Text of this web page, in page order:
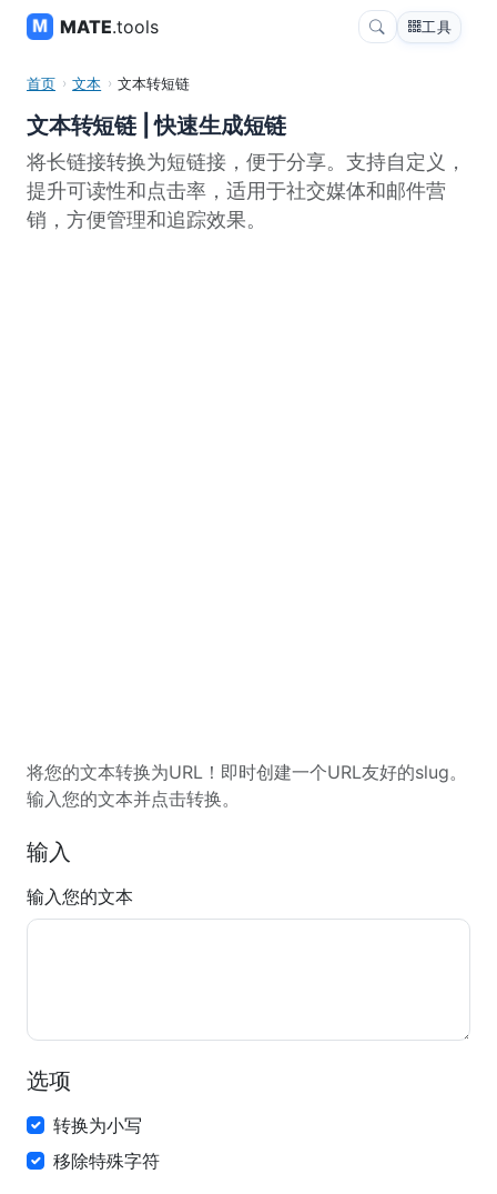
MATE.tools 工具
首页 文本 文本转短链
文本转短链 | 快速生成短链
将长链接转换为短链接，便于分享。支持自定义，
提升可读性和点击率，适用于社交媒体和邮件营
销，方便管理和追踪效果。
将您的文本转换为URL！即时创建一个URL友好的slug。
输入您的文本并点击转换。
输入
输入您的文本
选项
转换为小写
移除特殊字符